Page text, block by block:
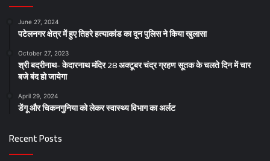
June 27, 2024
पटेलनगर क्षेत्र में हुए तिहरे हत्याकांड का दून पुलिस ने किया खुलासा
October 27, 2023
श्री बदरीनाथ- केदारनाथ मंदिर 28 अक्टूबर चंद्र ग्रहण सूतक के चलते दिन में चार
बजे बंद हो जायेगा
April 29, 2024
डेंगू और चिकनगुनिया को लेकर स्वास्थ्य विभाग का अर्लट
Recent Posts